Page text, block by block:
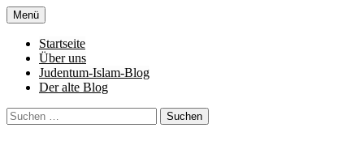
Zum
Inhalt
springen
Al-Adala.de
von allem
Menü
Startseite
Über uns
Judentum-Islam-Blog
Der alte Blog
Suchen
nach: